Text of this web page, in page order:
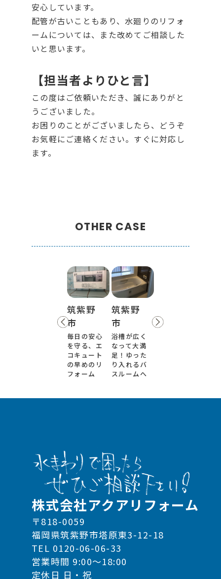
安心しています。
配管が古いこともあり、水廻りのリフォ
ームについては、また改めてご相談した
いと思います。
【担当者よりひと言】
この度はご依頼いただき、誠にありがと
うございました。
お困りのことがございましたら、どうぞ
お気軽にご連絡ください。すぐに対応し
ます。
OTHER CASE
筑紫野
市
毎日の安心
を守る、エ
コキュート
の早めのリ
フォーム
筑紫野
市
浴槽が広く
なって大満
足！ゆった
り入れるバ
スルームへ
株式会社アクアリフォーム
〒818-0059
福岡県筑紫野市塔原東3-12-18
TEL 0120-06-06-33
営業時間 9:00～18:00
定休日 日・祝